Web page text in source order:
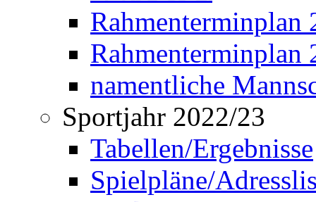
Rahmenterminplan
Rahmenterminplan
namentliche
Sportjahr 2022/23
Tabellen/Ergebnisse
Spielpläne/